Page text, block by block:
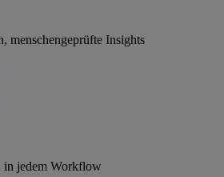
menschengeprüfte Insights
in jedem Workflow